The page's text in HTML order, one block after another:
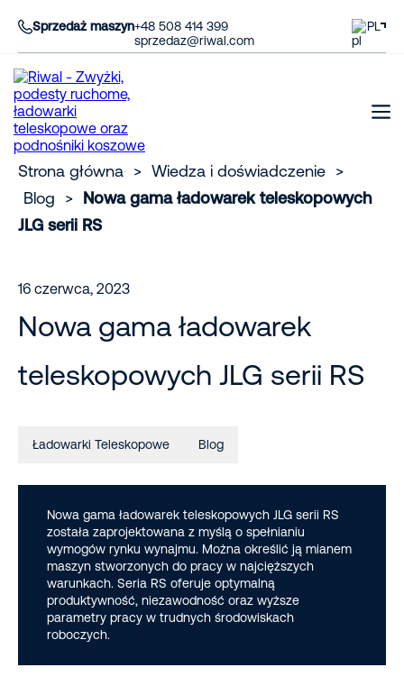
Sprzedaż maszyn+48 508 414 399
sprzedaz@riwal.com
PL
Strona główna > Wiedza i doświadczenie >
Blog
> Nowa gama ładowarek teleskopowych
JLG serii RS
16 czerwca, 2023
Nowa gama ładowarek
teleskopowych JLG serii RS
Ładowarki Teleskopowe Blog
Nowa gama ładowarek teleskopowych JLG serii RS
została zaprojektowana z myślą o spełnianiu
wymogów rynku wynajmu. Można określić ją mianem
maszyn stworzonych do pracy w najcięższych
warunkach. Seria RS oferuje optymalną
produktywność, niezawodność oraz wyższe
parametry pracy w trudnych środowiskach
roboczych.